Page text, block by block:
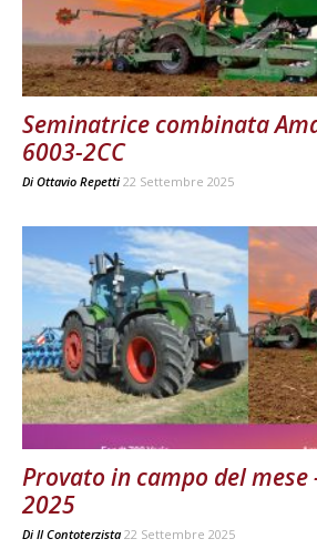
Seminatrice combinata
6003-2CC
Di Ottavio Repetti 22 Settembre 2025
Provato in campo del
2025
Di Il Contoterzista 22 Settembre 2025